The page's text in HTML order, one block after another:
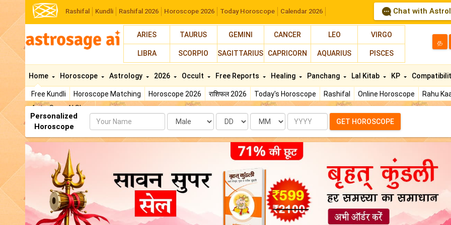
Rashifal Kundli Rashifal 2026 Horoscope 2026 Today Horoscope Calendar 2026 Chat with
ARIES TAURUS GEMINI CANCER LEO VIRGO
LIBRA SCORPIO SAGITTARIUS CAPRICORN AQUARIUS PISCES
த
Home
Free Kundli Horoscope Matching Horoscope 2026 राशिफल 2026 Today's Horoscope Rashifal Online Horoscope Rahu
AstroSage AI Shop
Horoscope Astrology 2026 Occult Free Reports Healing Panchang Lal Kitab KP
Personalized
Horoscope
Name Date Month Year GET HOROSCOPE